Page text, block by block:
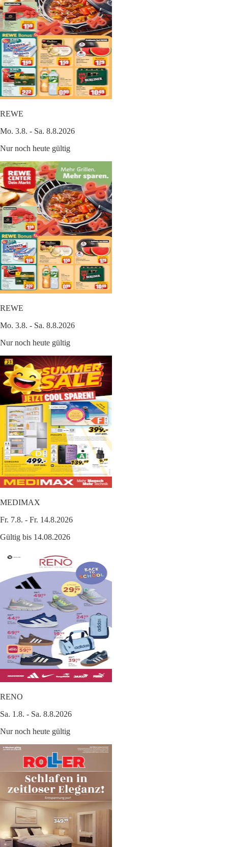
REWE
Mo. 3.8. - Sa. 8.8.2026
Nur noch heute gültig
REWE
Mo. 3.8. - Sa. 8.8.2026
Nur noch heute gültig
MEDIMAX
Fr. 7.8. - Fr. 14.8.2026
Gültig bis 14.08.2026
RENO
Sa. 1.8. - Sa. 8.8.2026
Nur noch heute gültig